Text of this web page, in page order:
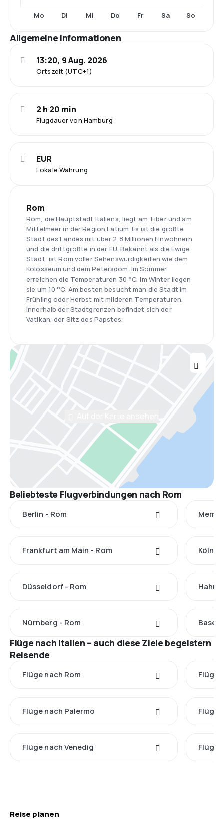
Mo Di Mi Do Fr Sa So
Allgemeine Informationen
Ortszeit (UTC+1)
13:20, 9 Aug. 2026
Flugdauer von Hamburg
2 h 20 min
Lokale Währung
EUR
Rom
Rom, die Hauptstadt Italiens, liegt am Tiber und am
Mittelmeer in der Region Latium. Es ist die größte
Stadt des Landes mit über 2,8 Millionen Einwohnern
und die drittgrößte in der EU. Bekannt als die Ewige
Stadt, ist Rom voller Sehenswürdigkeiten wie dem
Kolosseum und dem Petersdom. Im Sommer
erreichen die Temperaturen 30 °C, im Winter liegen
sie um 10 °C. Am besten besucht man die Stadt im
Frühling oder Herbst mit milderen Temperaturen.
Innerhalb der Stadtgrenzen befindet sich der
Vatikan, der Sitz des Papstes.
Beliebteste Flugverbindungen nach Rom
Berlin - Rom
Frankfurt am Main - Rom Köln -
Düsseldorf - Rom Hahn
Nürnberg - Rom Basel
Flüge nach Italien – auch diese Ziele begeistern
Reisende
Flüge nach Rom Flüge
Flüge nach Palermo Flüge
Flüge nach Venedig Flüge
Reise planen